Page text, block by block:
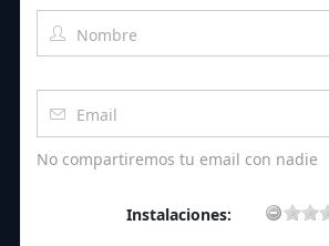
No compartiremos tu email con nadie
Instalaciones: